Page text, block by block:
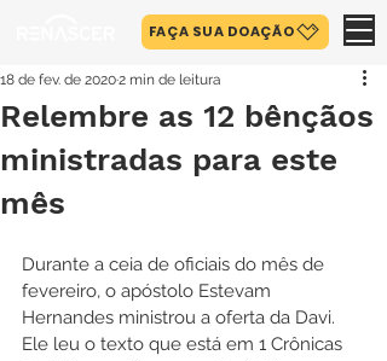
FAÇA SUA DOAÇÃO
Relembre as 12 bênçãos
ministradas para este
mês
18 de fev. de 20202 min de leitura
Durante a ceia de oficiais do mês de
fevereiro, o apóstolo Estevam
Hernandes ministrou a oferta da Davi.
Ele leu o texto que está em 1 Crônicas